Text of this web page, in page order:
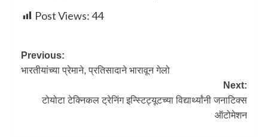
Post Views:44
Previous:
भारतीयांच्या प्रेमाने, प्रतिसादाने भारावून गेलो
Next:
टोयोटा टेक्निकल ट्रेनिंग इन्स्टिट्यूटच्‍या विद्यार्थ्‍यांनी जनाटिक्‍स
ऑटोमेशन